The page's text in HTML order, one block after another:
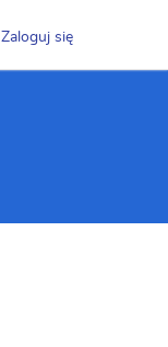
Zaloguj się